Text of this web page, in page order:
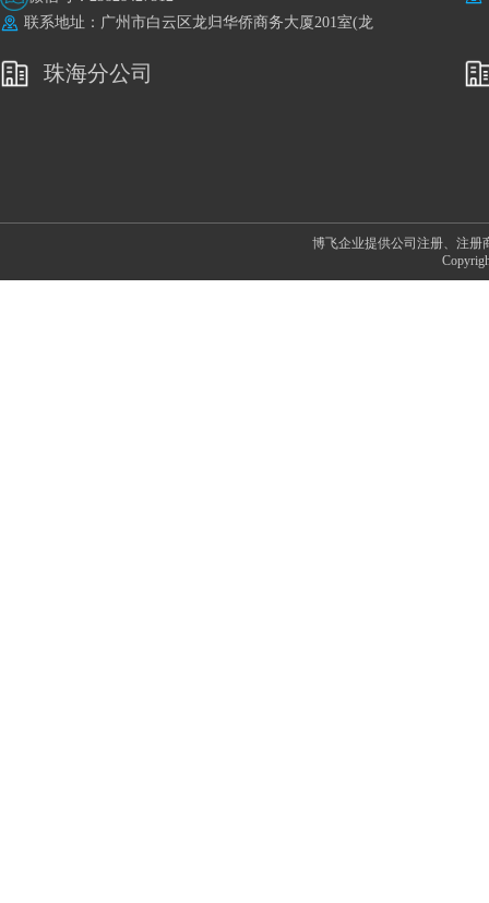
联系地址：广州市白云区龙归华侨商务大厦201室(龙
珠海分公司
博飞企业提供公司注册、注册